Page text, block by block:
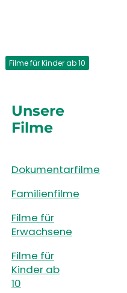
Filme für Kinder ab 10
Unsere
Filme
Dokumentarfilme
Familienfilme
Filme für
Erwachsene
Filme für
Kinder ab
10